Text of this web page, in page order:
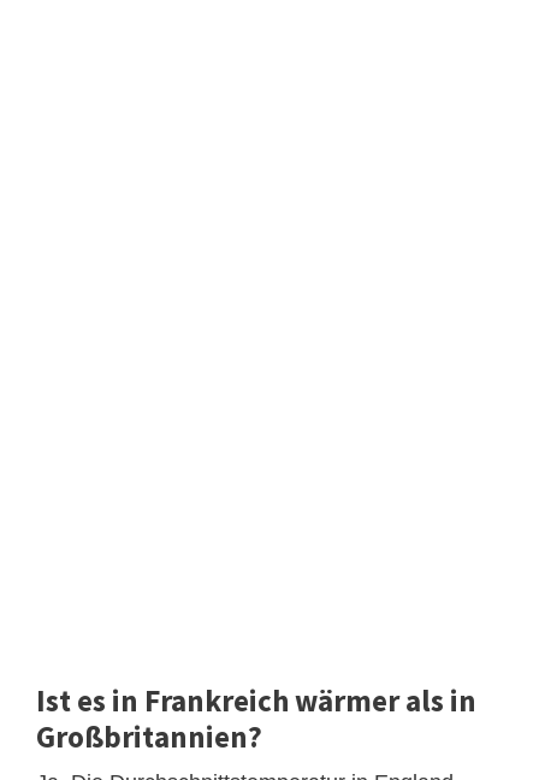
Ist es in Frankreich wärmer als in
Großbritannien?